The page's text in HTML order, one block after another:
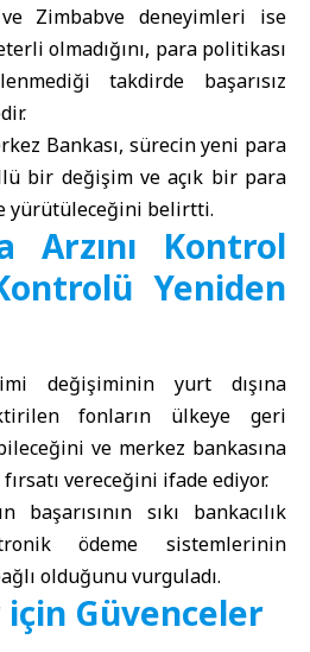
Zimbabve deneyimleri ise
olmadığını, para politikası
takdirde başarısız
Bankası, sürecin yeni para
bir değişim ve açık bir para
yürütüleceğini belirtti.
Arzını Kontrol
Yeniden
değişiminin yurt dışına
fonların ülkeye geri
ve merkez bankasına
vereceğini ifade ediyor.
başarısının sıkı bankacılık
ödeme sistemlerinin
olduğunu vurguladı.
Güvenceler